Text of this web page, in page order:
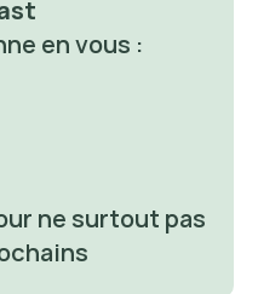
en vous :
ne surtout pas